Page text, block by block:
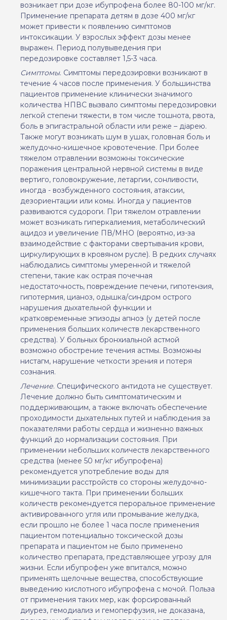
возникает при дозе ибупрофена более 80-100 мг/кг.
Применение препарата детям в дозе 400 мг/кг
может привести к появлению симптомов
интоксикации. У взрослых эффект дозы менее
выражен. Период полувыведения при
передозировке составляет 1,5-3 часа.
Симптомы. Симптомы передозировки возникают в
течение 4 часов после применения. У большинства
пациентов применение клинически значимого
количества НПВС вызвало симптомы передозировки
легкой степени тяжести, в том числе тошнота, рвота,
боль в эпигастральной области или реже – діарею.
Также могут возникать шум в ушах, головная боль и
желудочно-кишечное кровотечение. При более
тяжелом отравлении возможны токсические
поражения центральной нервной системы в виде
вертиго, головокружение, летаргии, сонливости,
иногда - возбужденного состояния, атаксии,
дезориентации или комы. Иногда у пациентов
развиваются судороги. При тяжелом отравлении
может возникать гиперкалиемия, метаболический
ацидоз и увеличение ПВ/МНО (вероятно, из-за
взаимодействие с факторами свертывания крови,
циркулирующих в кровяном русле). В редких случаях
наблюдались симптомы умеренной и тяжелой
степени, такие как острая почечная
недостаточность, повреждение печени, гипотензия,
гипотермия, цианоз, одышка/синдром острого
нарушения дыхательной функции и
кратковременные эпизоды апноэ (у детей после
применения больших количеств лекарственного
средства). У больных бронхиальной астмой
возможно обострение течения астмы. Возможны
нистагм, нарушение четкости зрения и потеря
сознания.
Лечение. Специфического антидота не существует.
Лечение должно быть симптоматическим и
поддерживающим, а также включать обеспечение
проходимости дыхательных путей и наблюдения за
показателями работы сердца и жизненно важных
функций до нормализации состояния. При
применении небольших количеств лекарственного
средства (менее 50 мг/кг ибупрофена)
рекомендуется употребление воды для
минимизации расстройств со стороны желудочно-
кишечного такта. При применении больших
количеств рекомендуется пероральное применение
активированного угля или промывание желудка,
если прошло не более 1 часа после применения
пациентом потенциально токсической дозы
препарата и пациентом не было применено
количество препарата, представляющее угрозу для
жизни. Если ибупрофен уже впитался, можно
применять щелочные вещества, способствующие
выведению кислотного ибупрофена с мочой. Польза
от применения таких мер, как форсированный
диурез, гемодиализ и гемоперфузия, не доказана,